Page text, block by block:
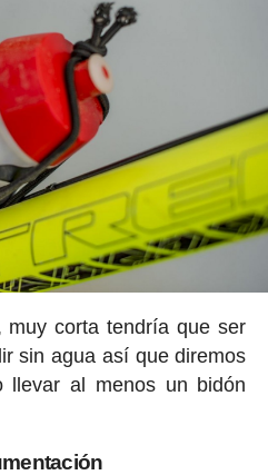
corta tendría que ser
sin agua así que diremos
llevar al menos un bidón